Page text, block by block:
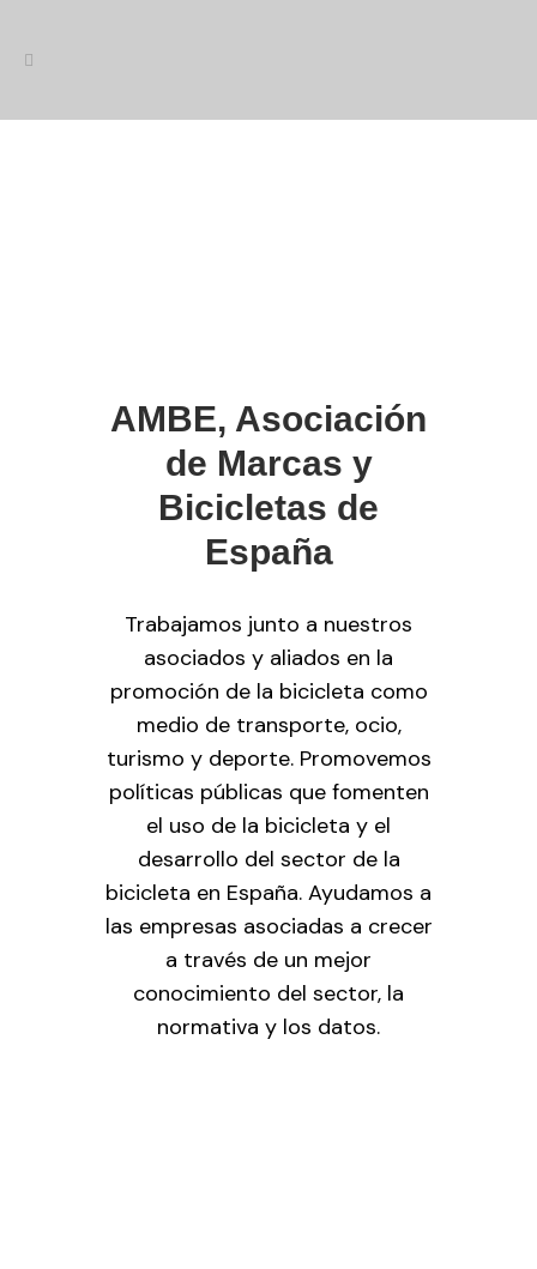
AMBE, Asociación
de Marcas y
Bicicletas de
España
Trabajamos junto a nuestros
asociados y aliados en la
promoción de la bicicleta como
medio de transporte, ocio,
turismo y deporte. Promovemos
políticas públicas que fomenten
el uso de la bicicleta y el
desarrollo del sector de la
bicicleta en España. Ayudamos a
las empresas asociadas a crecer
a través de un mejor
conocimiento del sector, la
normativa y los datos.